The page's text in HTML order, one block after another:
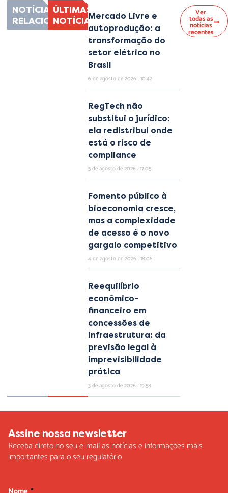
NOTÍCIAS
RELACIONADAS
ÚLTIMAS
NOTÍCIASMercado Livre e
autoprodução: a
transformação do
setor elétrico no
Brasil
6 de agosto de 2026 10:42
RegTech não
substitui o jurídico:
ela redistribui onde
está o risco de
compliance
5 de agosto de 2026 17:05
Fomento público à
bioeconomia cresce,
mas a complexidade
de acesso é o novo
gargalo competitivo
4 de agosto de 2026 18:08
Reequilíbrio
econômico-
financeiro em
concessões de
infraestrutura: da
previsão legal à
imprevisibilidade
prática
3 de agosto de 2026 19:58
Ver
todas as
notícias
recentes
Assine nossa newsletter
Receba direto no seu e-mail as notícias e informações mais
importantes para o seu regulatório